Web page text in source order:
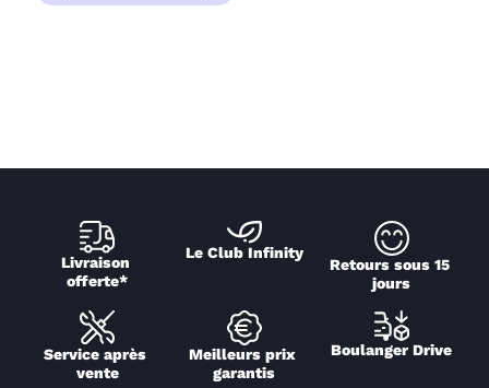
Livraison
offerte*
Le Club Infinity
Retours sous 15
jours
Service après
vente
Meilleurs prix
garantis
Boulanger Drive